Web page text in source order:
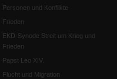
Personen und Konflikte
Frieden
EKD-Synode Streit um Krieg und
Frieden
Papst Leo XIV.
Flucht und Migration